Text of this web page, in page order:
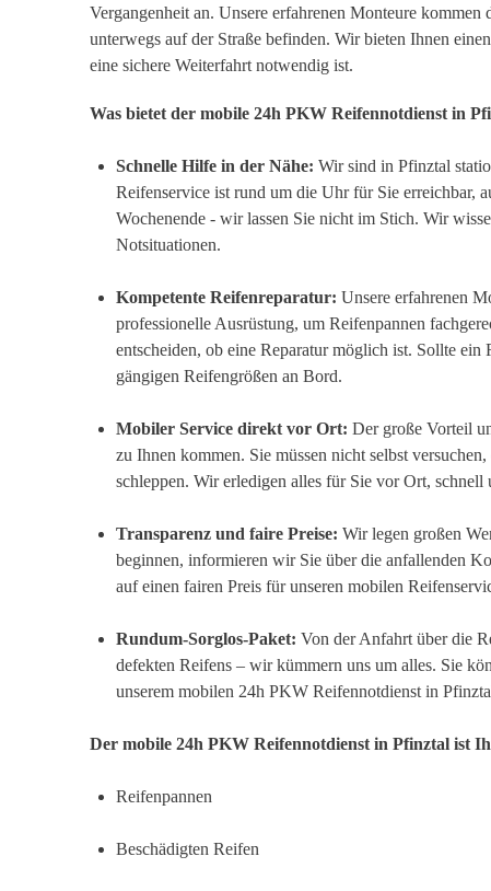
Vergangenheit an. Unsere erfahrenen Monteure
unterwegs auf der Straße befinden. Wir bieten Ihnen
eine sichere Weiterfahrt notwendig ist.
Was bietet der mobile 24h PKW Reifennotdienst in
Schnelle Hilfe in der Nähe: Wir sind in Pfinztal
Reifenservice ist rund um die Uhr für Sie erreichbar,
Wochenende - wir lassen Sie nicht im Stich. Wir
Notsituationen.
Kompetente Reifenreparatur: Unsere erfahrenen
professionelle Ausrüstung, um Reifenpannen
entscheiden, ob eine Reparatur möglich ist. Sollte
gängigen Reifengrößen an Bord.
Mobiler Service direkt vor Ort: Der große Vorteil
zu Ihnen kommen. Sie müssen nicht selbst
schleppen. Wir erledigen alles für Sie vor Ort, schnell
Transparenz und faire Preise: Wir legen großen
beginnen, informieren wir Sie über die anfallenden
auf einen fairen Preis für unseren mobilen
Rundum-Sorglos-Paket: Von der Anfahrt über die
defekten Reifens – wir kümmern uns um alles. Sie
unserem mobilen 24h PKW Reifennotdienst in
Der mobile 24h PKW Reifennotdienst in Pfinztal ist
Reifenpannen
Beschädigten Reifen